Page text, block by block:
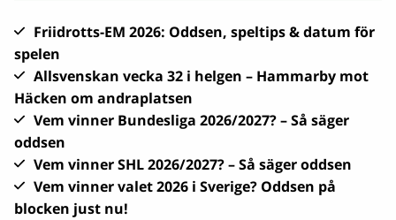
Friidrotts-EM 2026: Oddsen, speltips & datum för
spelen
Allsvenskan vecka 32 i helgen – Hammarby mot
Häcken om andraplatsen
Vem vinner Bundesliga 2026/2027? – Så säger
oddsen
Vem vinner SHL 2026/2027? – Så säger oddsen
Vem vinner valet 2026 i Sverige? Oddsen på
blocken just nu!